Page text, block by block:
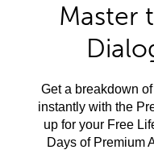
Master
Get a breakdown
instantly with the
up for your Free
Days of Premium